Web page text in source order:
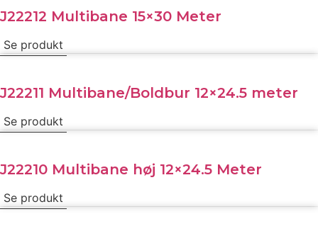
J22212 Multibane 15×30 Meter
Se produkt
J22211 Multibane/Boldbur 12×24.5 meter
Se produkt
J22210 Multibane høj 12×24.5 Meter
Se produkt